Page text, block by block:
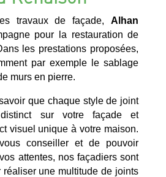
travaux de façade,Alhan
pour la restauration de
les prestations proposées,
par exemple le sablage
murs en pierre.
que chaque style de joint
sur votre façade et
visuel unique à votre maison.
conseiller et de pouvoir
attentes, nos façadiers sont
réaliser une multitude de joints